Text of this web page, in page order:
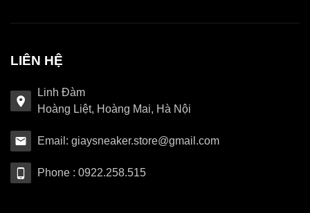
LIÊN HỆ
Linh Đàm
Hoàng Liệt, Hoàng Mai, Hà Nội
Email: giaysneaker.store@gmail.com
Phone : 0922.258.515